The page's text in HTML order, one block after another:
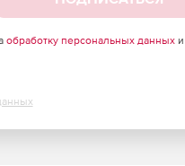
обработку персональных данныхи